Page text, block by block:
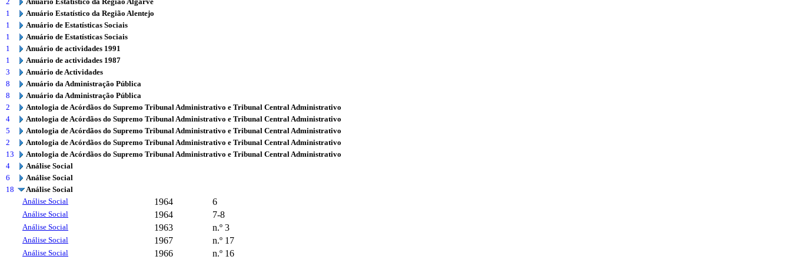
1
Anuário Estatístico da Região Alentejo
1
Anuário de Estatísticas Sociais
1
Anuário de Estatísticas Sociais
1
Anuário de actividades 1991
1
Anuário de actividades 1987
3
Anuário de Actividades
8
Anuário da Administração Pública
8
Anuário da Administração Pública
2
Antologia de Acórdãos do Supremo Tribunal Administrativo e Tribunal Central Administrativo
4
Antologia de Acórdãos do Supremo Tribunal Administrativo e Tribunal Central Administrativo
5
Antologia de Acórdãos do Supremo Tribunal Administrativo e Tribunal Central Administrativo
2
Antologia de Acórdãos do Supremo Tribunal Administrativo e Tribunal Central Administrativo
13
Antologia de Acórdãos do Supremo Tribunal Administrativo e Tribunal Central Administrativo
4
Análise Social
6
Análise Social
18
Análise Social
Análise Social
1964 6
Análise Social 1964 7-8
Análise Social 1963 n.º 3
Análise Social 1967 n.º 17
Análise Social 1966 n.º 16